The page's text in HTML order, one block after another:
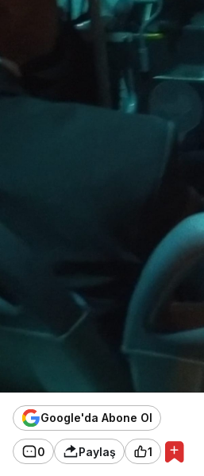
Google'da Abone Ol
0 Paylaş 1